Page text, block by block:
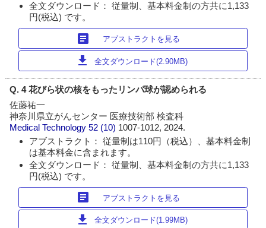
全文ダウンロード： 従量制、基本料金制の方共に1,133
円(税込) です。
article アブストラクトを見る
download 全文ダウンロード(2.90MB)
Q. 4 花びら状の核をもったリンパ球が認められる
佐藤祐一
神奈川県立がんセンター 医療技術部 検査科
Medical Technology 52 (10) 1007-1012, 2024.
アブストラクト： 従量制は110円（税込）、基本料金制
は基本料金に含まれます。
全文ダウンロード： 従量制、基本料金制の方共に1,133
円(税込) です。
article アブストラクトを見る
download 全文ダウンロード(1.99MB)